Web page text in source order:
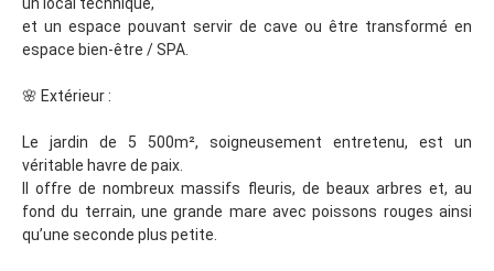
et un espace pouvant servir de cave ou être transformé en
espace bien-être / SPA.
🌸 Extérieur :
Le jardin de 5 500m², soigneusement entretenu, est un
véritable havre de paix.
Il offre de nombreux massifs fleuris, de beaux arbres et, au
fond du terrain, une grande mare avec poissons rouges ainsi
qu’une seconde plus petite.